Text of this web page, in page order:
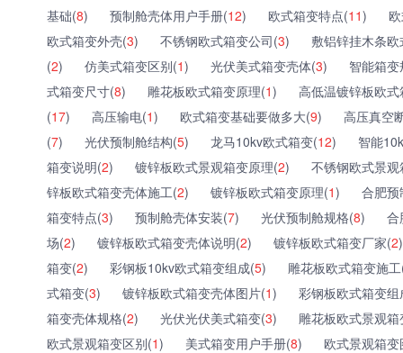
基础(8) 预制舱壳体用户手册(12) 欧式箱变特点(11)
欧式箱变外壳(3) 不锈钢欧式箱变公司(3)
敷铝锌挂木条
(2) 仿美式箱变区别(1) 光伏美式箱变壳体(3)
智能箱
式箱变尺寸(8) 雕花板欧式箱变原理(1)
高低温镀锌板欧
(17) 高压输电(1) 欧式箱变基础要做多大(9)
高压真空
(7) 光伏预制舱结构(5) 龙马10kv欧式箱变(12)
智能
箱变说明(2) 镀锌板欧式景观箱变原理(2)
不锈钢欧式景
锌板欧式箱变壳体施工(2) 镀锌板欧式箱变原理(1)
合肥
箱变特点(3) 预制舱壳体安装(7) 光伏预制舱规格(8)
合
场(2) 镀锌板欧式箱变壳体说明(2) 镀锌板欧式箱变厂家(2)
箱变(2) 彩钢板10kv欧式箱变组成(5)
雕花板欧式箱变施
式箱变(3) 镀锌板欧式箱变壳体图片(1)
彩钢板欧式箱变组
箱变壳体规格(2) 光伏光伏美式箱变(3)
雕花板欧式景观
欧式景观箱变区别(1) 美式箱变用户手册(8)
欧式景观箱